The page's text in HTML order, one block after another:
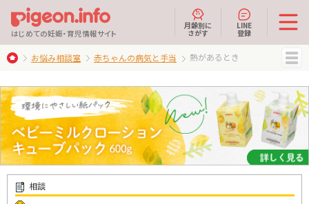
はじめての妊娠・育児情報サイト
月齢別に
さがす
LINE
登録
お悩み相談室 赤ちゃんの病気と手当 熱があるとき
相談